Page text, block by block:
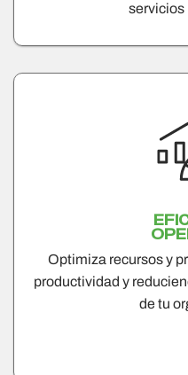
servicios
Optimiza recursos y
productividad y
de tu